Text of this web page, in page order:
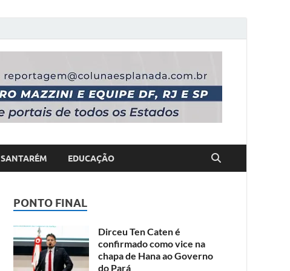
SANTARÉM EDUCAÇÃO
PONTO FINAL
Dirceu Ten Caten é
confirmado como vice na
chapa de Hana ao Governo
do Pará